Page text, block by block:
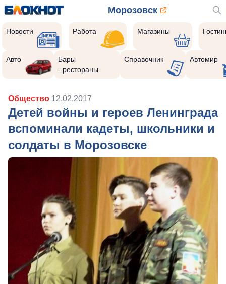
Морозовск
Новости Работа Магазины
Авто
Бары
- рестораны
Справочник Автомир
Общество 12.02.2017
Детей войны и героев Ленинграда
вспоминали кадеты, школьники и
солдаты в Морозовске